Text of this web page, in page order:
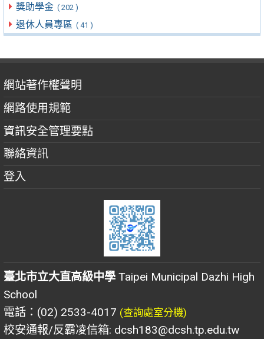
獎助學金 ( 202 )
退休人員專區 ( 41 )
網站著作權聲明
網路使用規範
資訊安全管理要點
聯絡資訊
登入
臺北市立大直高級中學 Taipei Municipal Dazhi High
School
電話：(02) 2533-4017 (查詢處室分機)
校安通報/反霸凌信箱: dcsh183@dcsh.tp.edu.tw